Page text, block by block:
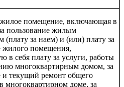
жилое помещение, включающая в
пользование жилым
(плату за наем) и (или) плату за
жилого помещения,
в себя плату за услуги, работы
многоквартирным домом, за
и текущий ремонт общего
многоквартирном доме, за